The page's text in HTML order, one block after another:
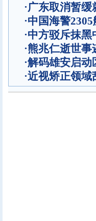
·广东取消暂缓
·中国海警
·中方驳斥抹黑
·熊兆仁逝世事
·解码雄安启动
·近视矫正领域